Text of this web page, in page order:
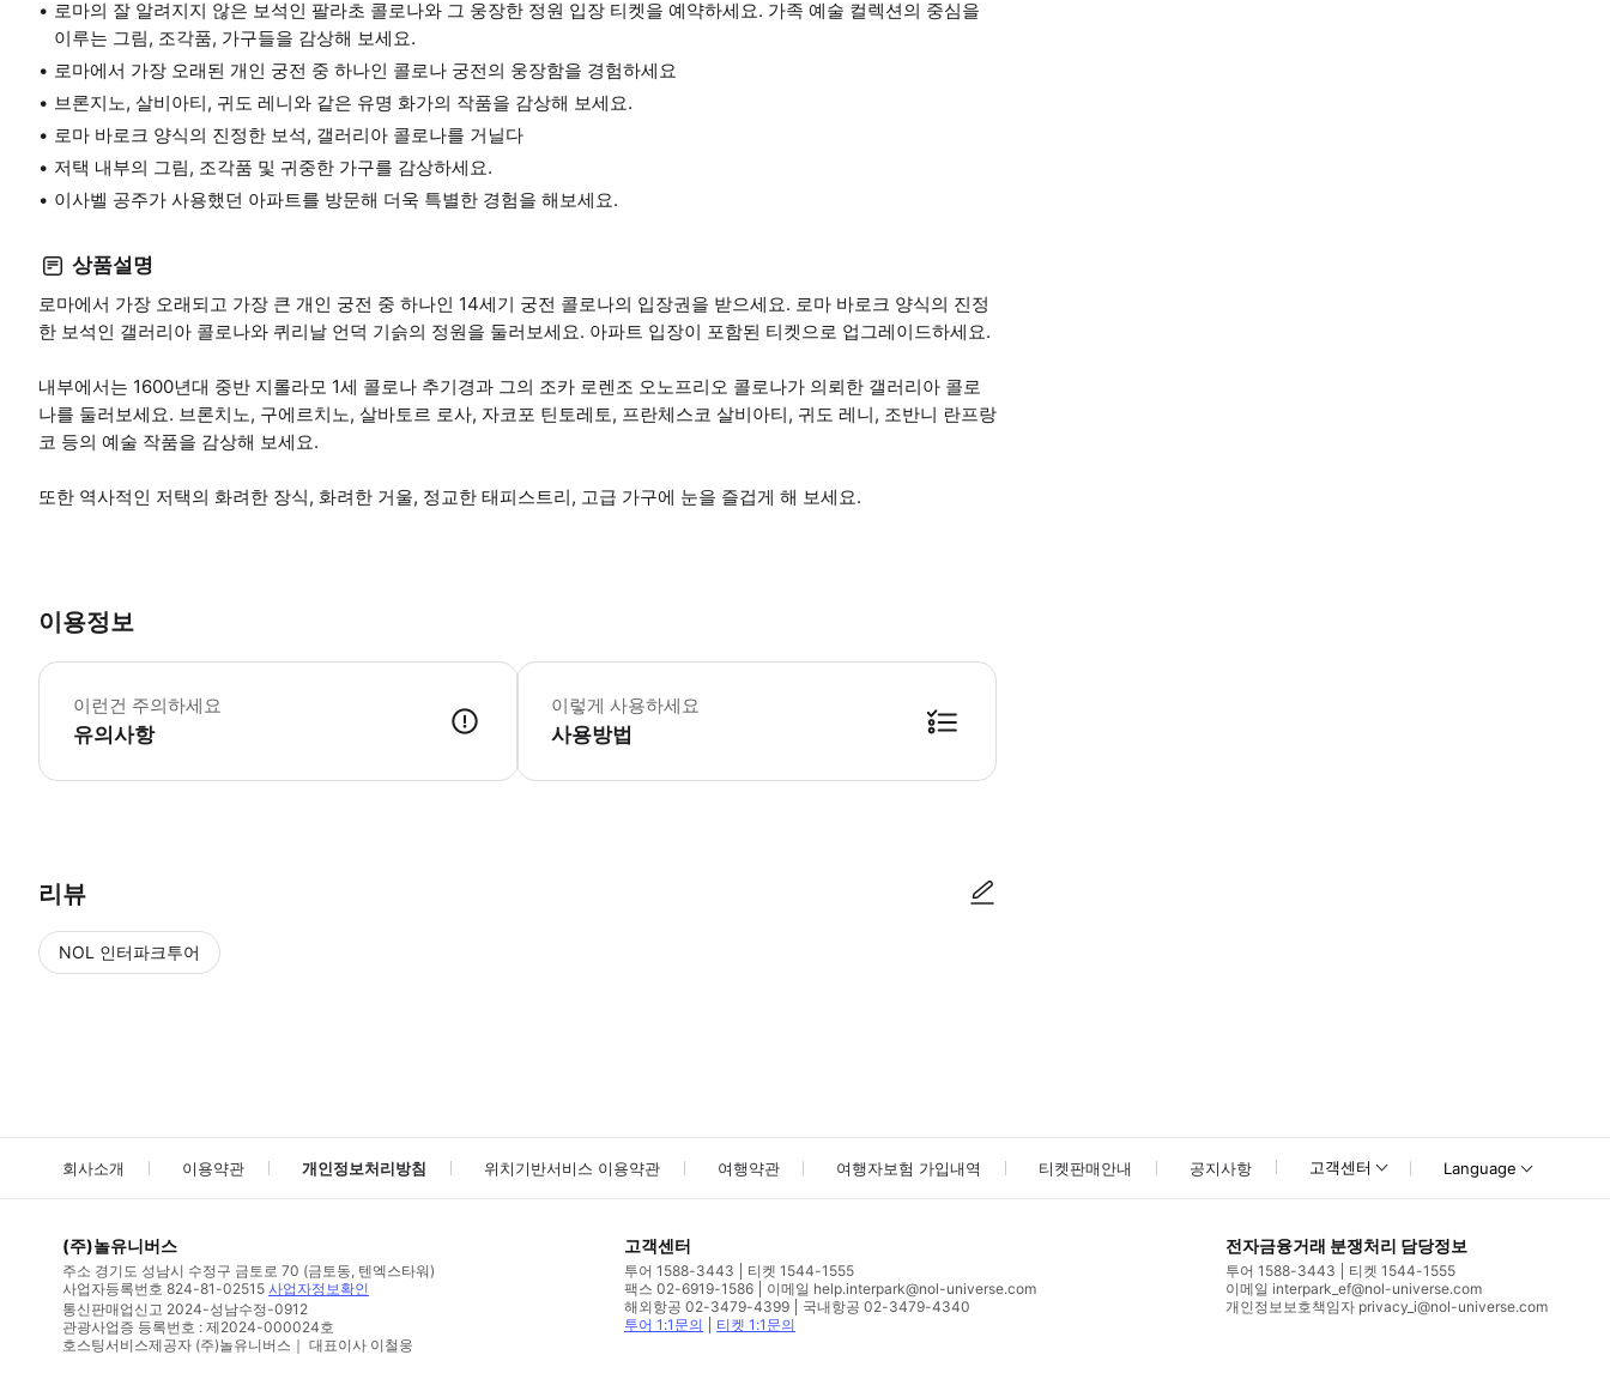
로마의 잘 알려지지 않은 보석인 팔라초 콜로나와 그 웅장한 정원 입장 티켓을 예약하세요. 가족 예술 컬렉션의 중심을
이루는 그림, 조각품, 가구들을 감상해 보세요.
로마에서 가장 오래된 개인 궁전 중 하나인 콜로나 궁전의 웅장함을 경험하세요
브론지노, 살비아티, 귀도 레니와 같은 유명 화가의 작품을 감상해 보세요.
로마 바로크 양식의 진정한 보석, 갤러리아 콜로나를 거닐다
저택 내부의 그림, 조각품 및 귀중한 가구를 감상하세요.
이사벨 공주가 사용했던 아파트를 방문해 더욱 특별한 경험을 해보세요.
상품설명
로마에서 가장 오래되고 가장 큰 개인 궁전 중 하나인 14세기 궁전 콜로나의 입장권을 받으세요. 로마 바로크 양식의 진정
한 보석인 갤러리아 콜로나와 퀴리날 언덕 기슭의 정원을 둘러보세요. 아파트 입장이 포함된 티켓으로 업그레이드하세요.
내부에서는 1600년대 중반 지롤라모 1세 콜로나 추기경과 그의 조카 로렌조 오노프리오 콜로나가 의뢰한 갤러리아 콜로
나를 둘러보세요. 브론치노, 구에르치노, 살바토르 로사, 자코포 틴토레토, 프란체스코 살비아티, 귀도 레니, 조반니 란프랑
코 등의 예술 작품을 감상해 보세요.
또한 역사적인 저택의 화려한 장식, 화려한 거울, 정교한 태피스트리, 고급 가구에 눈을 즐겁게 해 보세요.
이용정보
이런건 주의하세요
유의사항
이렇게 사용하세요
사용방법
리뷰
NOL 인터파크투어
회사소개 이용약관 개인정보처리방침 위치기반서비스 이용약관 여행약관 여행자보험 가입내역 티켓판매안내 공지사항 고객센터 Language
(주)놀유니버스
주소 경기도 성남시 수정구 금토로 70 (금토동, 텐엑스타워)
사업자등록번호 824-81-02515 사업자정보확인
통신판매업신고 2024-성남수정-0912
관광사업증 등록번호 : 제2024-000024호
호스팅서비스제공자 (주)놀유니버스｜ 대표이사 이철웅
고객센터
투어 1588-3443
티켓 1544-1555
팩스 02-6919-1586
이메일 help.interpark@nol-universe.com
해외항공 02-3479-4399
국내항공 02-3479-4340
투어 1:1문의
티켓 1:1문의
전자금융거래 분쟁처리 담당정보
투어 1588-3443
티켓 1544-1555
이메일 interpark_ef@nol-universe.com
개인정보보호책임자 privacy_i@nol-universe.com